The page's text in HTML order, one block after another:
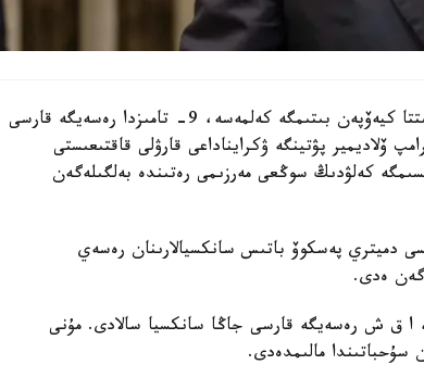
سونداي-اق اق ءۇي باسشىسى كرەمل بەلگىلەنگەن ۋاقىتتا كيەۆپەن بىتىمگە كەلمەسە، 9- تامىزدا رەسەيگە قارسى
ۆلاديمير پۋتينگە ۋكرايناداعى قارۋلى قاقتىعىستى
بەردى. ياعني 8-تامىزدى كەلىسىمگە كەلۋدىڭ سوڭعى مەرزىمى رەتىندە بەلگىلەگەن
دميتري پەسكوۆ باتىس سانكسيالارىنان رەسەي
ەدى.
ا ق ش رەسەيگە قارسى جاڭا سانكسيا سالادى. مۇنى